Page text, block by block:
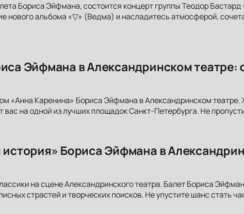
Бориса Эйфмана, состоится концерт группы Теодор
нового альбома «▽» (Ведма) и насладитесь атмосферой,
Эйфмана в Александринском театре:
«Анна Каренина» Бориса Эйфмана в Александринском театре.
на одной из лучших площадок Санкт-Петербурга. Не
Бориса Эйфмана в
на сцене Александринского театра. Балет Бориса
страстей и творческих поисков. Не упустите шанс стать